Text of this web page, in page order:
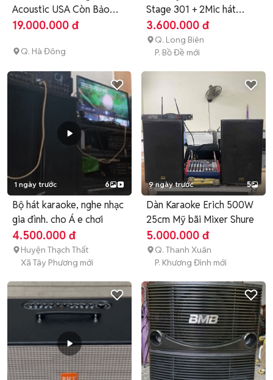
Acoustic USA Còn Bảo
Hành 11T
19.000.000 đ
Q. Hà Đông
Stage 301 + 2Mic hát
Karaoke
3.600.000 đ
Q. Long Biên
P. Bồ Đề mới
1 ngày trước 6
Bộ hát karaoke, nghe nhạc
gia đình. cho Á e chơi
4.500.000 đ
Huyện Thạch Thất
Xã Tây Phương mới
9 ngày trước 5
Dàn Karaoke Erich 500W
25cm Mỹ bãi Mixer Shure
5.000.000 đ
Q. Thanh Xuân
P. Khương Đình mới